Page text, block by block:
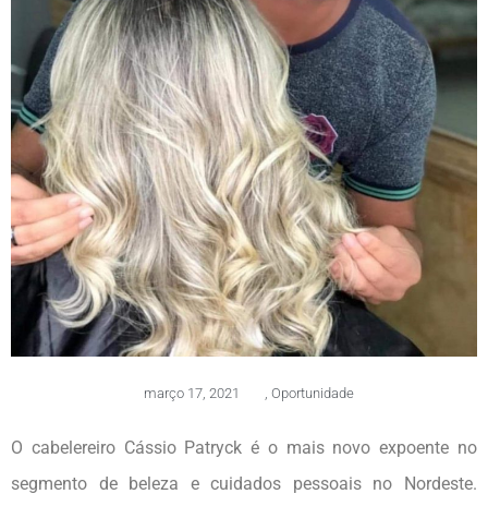
março 17, 2021 , Oportunidade
O cabelereiro Cássio Patryck é o mais novo expoente no
segmento de beleza e cuidados pessoais no Nordeste.